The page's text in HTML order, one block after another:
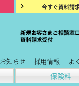
今すぐ資料請
保険料
お知らせ 採用情報 よ